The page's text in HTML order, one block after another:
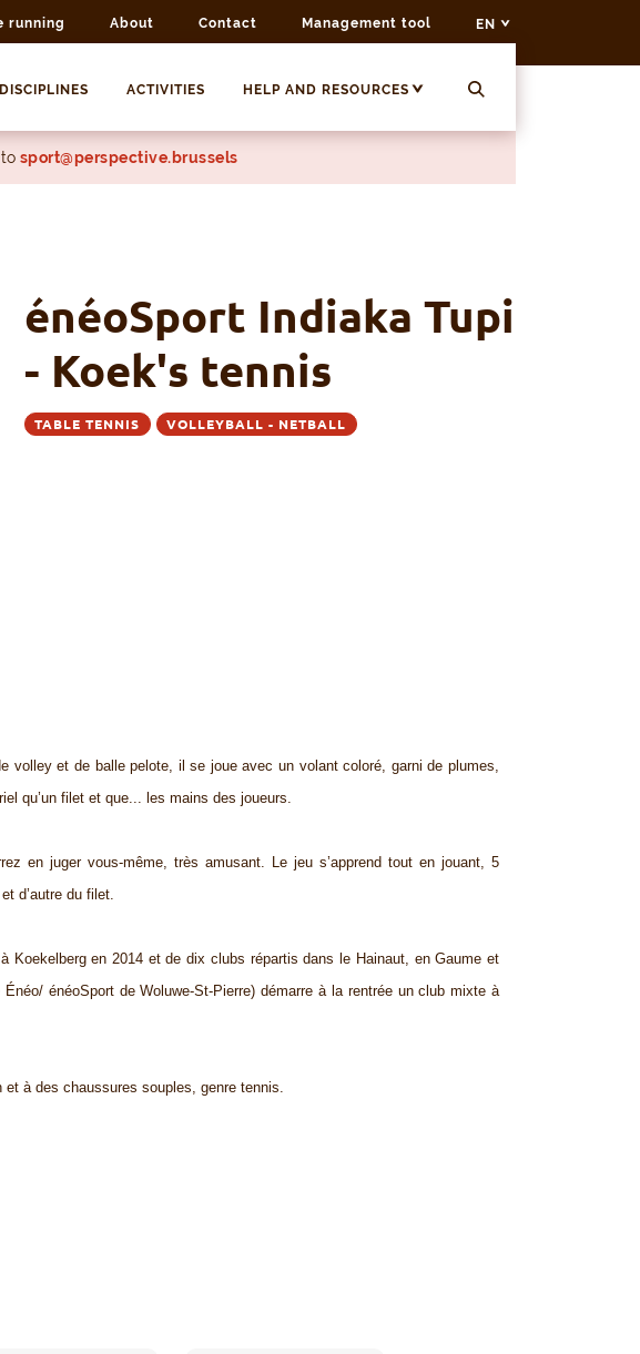
running About Contact Management tool EN
DISCIPLINES ACTIVITIES HELP AND RESOURCES
sport@perspective.brussels
énéoSport Indiaka Tupi
- Koek's tennis
TABLE TENNIS VOLLEYBALL - NETBALL
volley et de balle pelote, il se joue avec un volant coloré, garni de plumes,
qu’un filet et que... les mains des joueurs.
en juger vous-même, très amusant. Le jeu s’apprend tout en jouant, 5
d’autre du filet.
Koekelberg en 2014 et de dix clubs répartis dans le Hainaut, en Gaume et
énéoSport de Woluwe-St-Pierre) démarre à la rentrée un club mixte à
et à des chaussures souples, genre tennis.